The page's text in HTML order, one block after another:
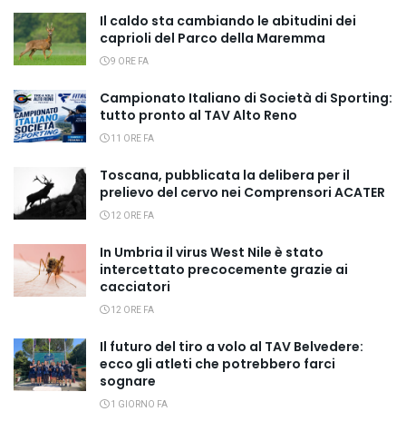
Il caldo sta cambiando le abitudini dei
caprioli del Parco della Maremma
9 ORE FA
Campionato Italiano di Società di Sporting:
tutto pronto al TAV Alto Reno
11 ORE FA
Toscana, pubblicata la delibera per il
prelievo del cervo nei Comprensori ACATER
12 ORE FA
In Umbria il virus West Nile è stato
intercettato precocemente grazie ai
cacciatori
12 ORE FA
Il futuro del tiro a volo al TAV Belvedere:
ecco gli atleti che potrebbero farci
sognare
1 GIORNO FA